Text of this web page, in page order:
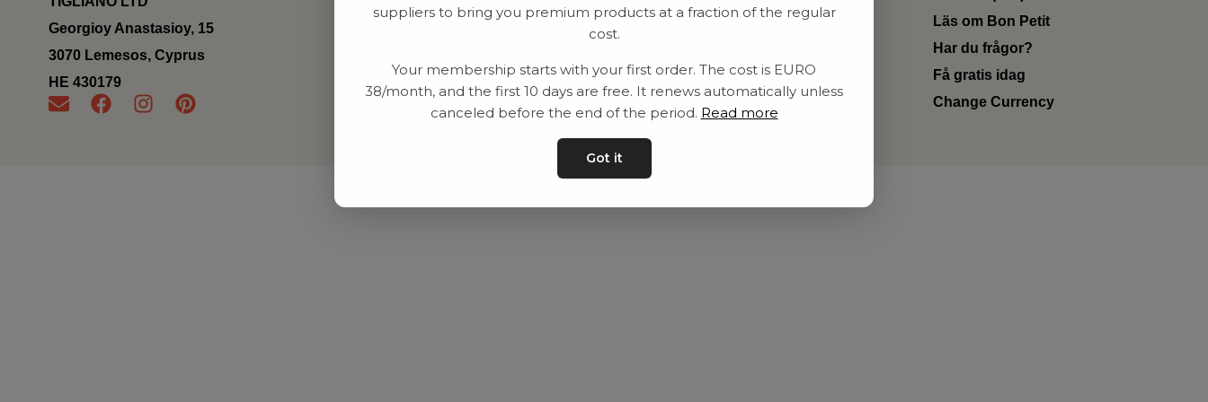
Georgioy Anastasioy, 15
3070 Lemesos, Cyprus
ΗΕ 430179
Utrustning
Contact
Privat policy
Kontakta oss
Läs om Bon Petit
Har du frågor?
Få gratis idag
Change Currency
suppliers to bring you premium products at a fraction of the regular
cost.
Your membership starts with your first order. The cost is EURO
38/month, and the first 10 days are free. It renews automatically unless
canceled before the end of the period. Read more
Got it